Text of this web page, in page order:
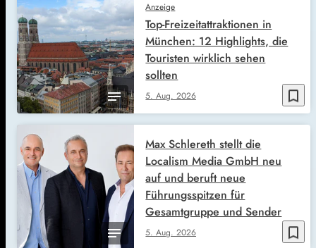
bookmark_border
Anzeige
5. Aug. 2026
Top-Freizeitattraktionen in
München: 12 Highlights, die
Touristen wirklich sehen
sollten
bookmark_border
5. Aug. 2026
Max Schlereth stellt die
Localism Media GmbH neu
auf und beruft neue
Führungsspitzen für
Gesamtgruppe und Sender